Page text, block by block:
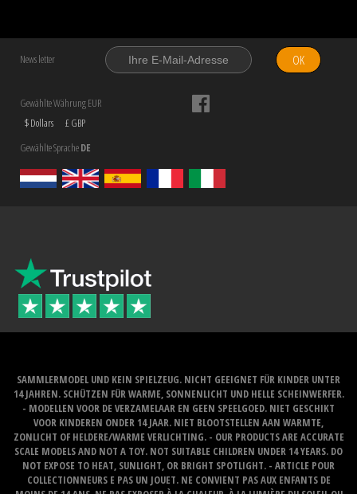
News letter OK
Gewählte Währung EUR
$ Dollars
£ GBP
Gewählte SpracheDE
SAMMLERMODEL UND KEIN SPIELZEUG. NICHT GEEIGNET FÜR KINDER UNTER
14 JAHREN. SCHÜTZEN FÜR WARME, SONNENLICHT UND HELLE SCHEINWERFER.
- MODELLEN VOOR DE VERZAMELAAR EN GEEN SPEELGOED. NIET GESCHIKT
VOOR KINDEREN ONDER 14 JAAR. NIET BLOOTSTELLEN AAN WARMTE,
ZONLICHT OF HELDERE/WARME VERLICHTING. - OUR PRODUCTS ARE ACCURATE
SCALE MODELS AND NOT A TOY. NOT SUITABLE CHILDREN UNDER 14 YEARS. DO
NOT EXPOSE TO HEAT, SUNLIGHT, OR BRIGHT SPOTLIGHT. - ARTICLE POUR
COLLECTIONNEURS E PAS UN JOUET. NE CONVIENT PAS AUX ENFANTS DE